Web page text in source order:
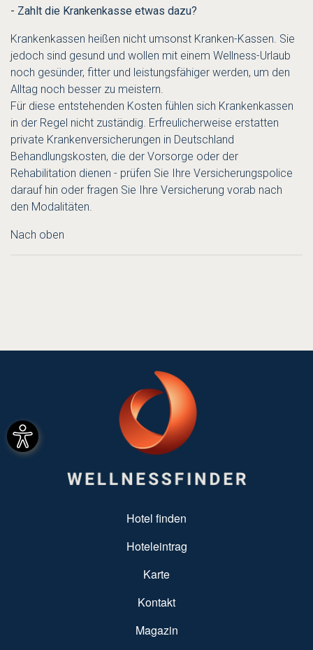
- Zahlt die Krankenkasse etwas dazu?
Krankenkassen heißen nicht umsonst Kranken-Kassen. Sie
jedoch sind gesund und wollen mit einem Wellness-Urlaub
noch gesünder, fitter und leistungsfähiger werden, um den
Alltag noch besser zu meistern.
Für diese entstehenden Kosten fühlen sich Krankenkassen
in der Regel nicht zuständig. Erfreulicherweise erstatten
private Krankenversicherungen in Deutschland
Behandlungskosten, die der Vorsorge oder der
Rehabilitation dienen - prüfen Sie Ihre Versicherungspolice
darauf hin oder fragen Sie Ihre Versicherung vorab nach
den Modalitäten.
Nach oben
Hotel finden
Hoteleintrag
Karte
Kontakt
Magazin